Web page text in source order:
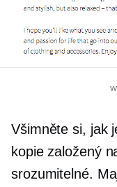
Všimněte si, jak
kopie založený
srozumitelné.